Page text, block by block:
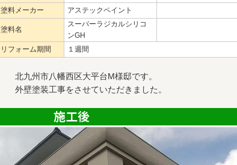
塗料メーカー
アステックペイント
塗料名
スーパーラジカルシリコ
ンGH
リフォーム期間
１週間
北九州市八幡西区大平台M様邸です。
外壁塗装工事をさせていただきました。